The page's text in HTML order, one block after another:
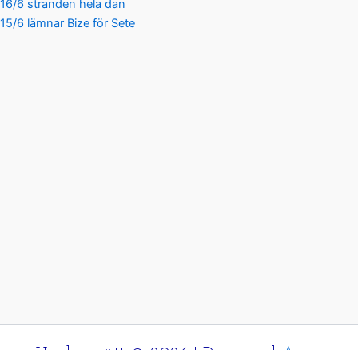
16/6 stranden hela dan
15/6 lämnar Bize för Sete